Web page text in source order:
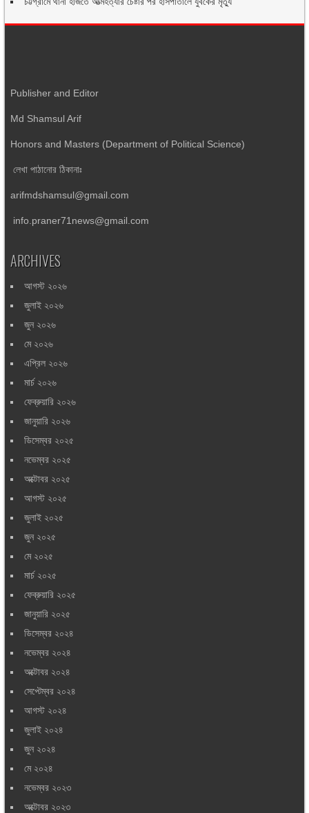
Publisher and Editor
Md Shamsul Arif
Honors and Masters (Department of Political Science)
লেখা পাঠানোর ঠিকানাঃ
arifmdshamsul@gmail.com
info.praner71news@gmail.com
ARCHIVES
আগস্ট ২০২৬
জুলাই ২০২৬
জুন ২০২৬
মে ২০২৬
এপ্রিল ২০২৬
মার্চ ২০২৬
ফেব্রুয়ারি ২০২৬
জানুয়ারি ২০২৬
ডিসেম্বর ২০২৫
নভেম্বর ২০২৫
অক্টোবর ২০২৫
আগস্ট ২০২৫
জুলাই ২০২৫
জুন ২০২৫
মে ২০২৫
মার্চ ২০২৫
ফেব্রুয়ারি ২০২৫
জানুয়ারি ২০২৫
ডিসেম্বর ২০২৪
নভেম্বর ২০২৪
অক্টোবর ২০২৪
সেপ্টেম্বর ২০২৪
আগস্ট ২০২৪
জুলাই ২০২৪
জুন ২০২৪
মে ২০২৪
নভেম্বর ২০২৩
অক্টোবর ২০২৩